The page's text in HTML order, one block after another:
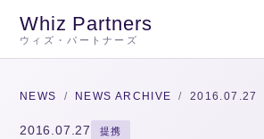
Whiz Partners
ウィズ・パートナーズ
NEWS / NEWS ARCHIVE / 2016.07.27
2016.07.27 提携